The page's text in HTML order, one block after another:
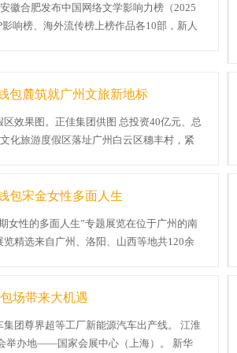
徽合肥发布中国网络文学影响力榜（2025
响榜、海外流传榜上榜作品各10部，新人
包麓筑就广州文旅新地标
效果图。正佳集团供图 总投资40亿元、总
化旅游度假区落址广州白云区穗丰村，紧
包宋金女性多面人生
女性的多面人生”专题展览在位于广州的南
精选来自广州、洛阳、山西等地共120余
场带来大机遇
团尊界超等工厂新能源汽车出产线。 江淮
举办地——国家会展中心（上海）。 新华